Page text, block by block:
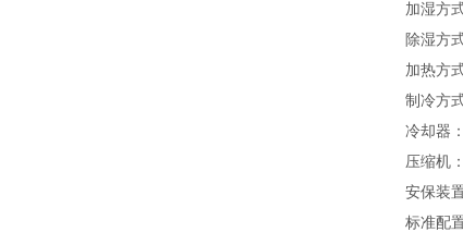
加湿方
除湿方
加热方
制冷方
冷却器
压缩机
安保装
标准配